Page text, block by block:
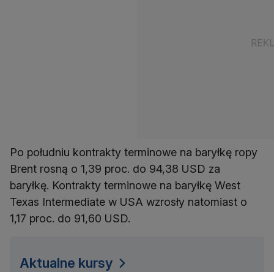
Po południu kontrakty terminowe na baryłkę ropy
Brent rosną o 1,39 proc. do 94,38 USD za
baryłkę. Kontrakty terminowe na baryłkę West
Texas Intermediate w USA wzrosły natomiast o
1,17 proc. do 91,60 USD.
Aktualne kursy